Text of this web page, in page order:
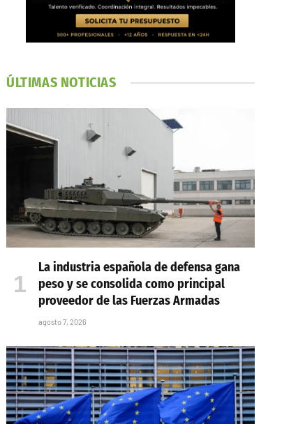
ÚLTIMAS NOTICIAS
La industria española de defensa gana
peso y se consolida como principal
proveedor de las Fuerzas Armadas
agosto 7, 2026